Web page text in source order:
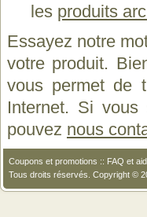
les produits
Essayez notre
votre produit.
vous permet de
Internet. Si
pouvez nous
Coupons et promotions :: FAQ et
Tous droits réservés. Copyright ©